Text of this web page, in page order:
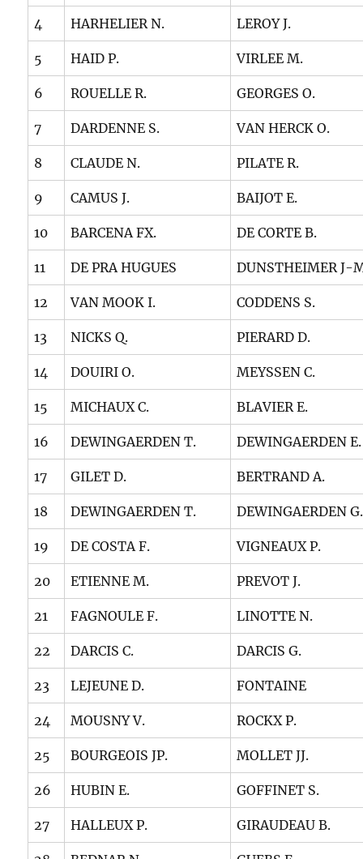
4 HARHELIER N. LEROY J.
5 HAID P. VIRLEE M.
6 ROUELLE R. GEORGES O.
7 DARDENNE S. VAN HERCK O.
8 CLAUDE N. PILATE R.
9 CAMUS J. BAIJOT E.
10 BARCENA FX. DE CORTE B.
11 DE PRA HUGUES DUNSTHEIMER J-
12 VAN MOOK I. CODDENS S.
13 NICKS Q. PIERARD D.
14 DOUIRI O. MEYSSEN C.
15 MICHAUX C. BLAVIER E.
16 DEWINGAERDEN T. DEWINGAERDEN E.
17 GILET D. BERTRAND A.
18 DEWINGAERDEN T. DEWINGAERDEN G.
19 DE COSTA F. VIGNEAUX P.
20 ETIENNE M. PREVOT J.
21 FAGNOULE F. LINOTTE N.
22 DARCIS C. DARCIS G.
23 LEJEUNE D. FONTAINE
24 MOUSNY V. ROCKX P.
25 BOURGEOIS JP. MOLLET JJ.
26 HUBIN E. GOFFINET S.
27 HALLEUX P. GIRAUDEAU B.